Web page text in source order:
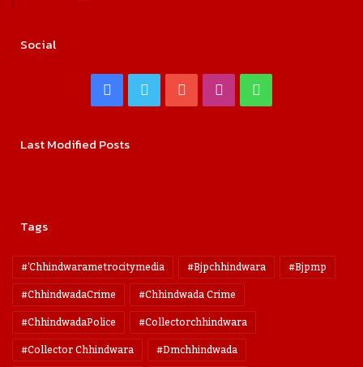
Social
Facebook
Twitter YouTubeInstagram
Last Modified Posts
Tags
#'chhindwarametrocitymedia #bjpchhindwara
#bjpmp
#ChhindwadaCrime
#Chhindwada Crime
#ChhindwadaPolice
#collectorchhindwara
#collector Chhindwara
#dmchhindwada